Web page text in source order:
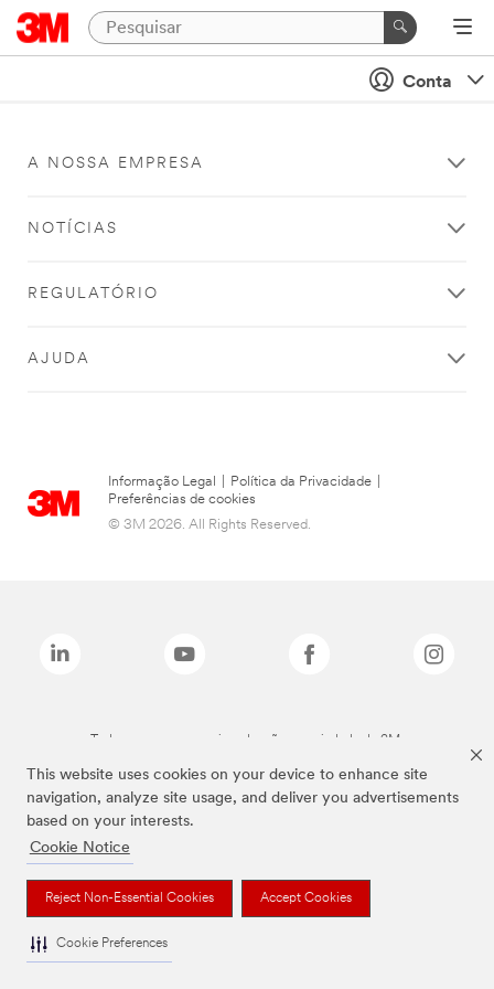
This website uses cookies on your device to enhance site
navigation, analyze site usage, and deliver you advertisements
based on your interests.
Cookie Notice
Reject Non-Essential Cookies Accept Cookies
Cookie Preferences
Conta
A NOSSA EMPRESA
NOTÍCIAS
REGULATÓRIO
AJUDA
Informação Legal Política da Privacidade
Preferências de cookies
© 3M 2026. All Rights Reserved.
Todas as marcas mencionadas são propriedade da 3M.